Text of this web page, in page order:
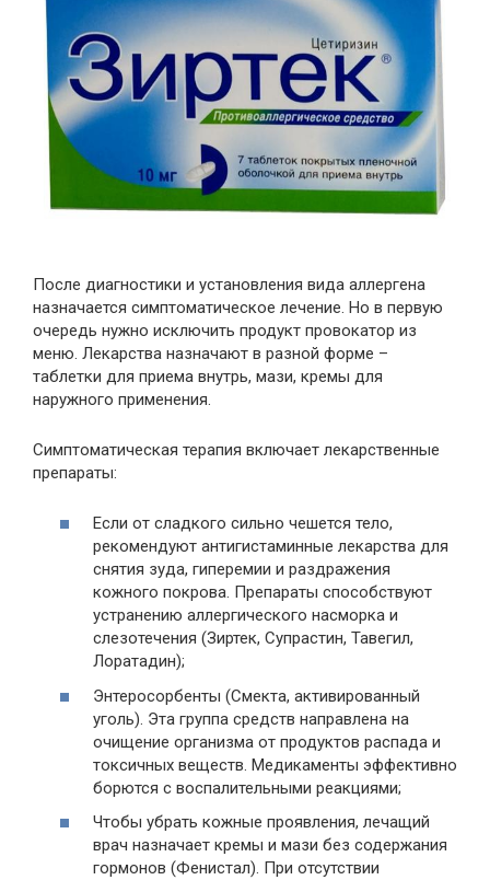
После диагностики и установления вида аллергена
назначается симптоматическое лечение. Но в первую
очередь нужно исключить продукт провокатор из
меню. Лекарства назначают в разной форме –
таблетки для приема внутрь, мази, кремы для
наружного применения.
Симптоматическая терапия включает лекарственные
препараты:
Если от сладкого сильно чешется тело,
рекомендуют антигистаминные лекарства для
снятия зуда, гиперемии и раздражения
кожного покрова. Препараты способствуют
устранению аллергического насморка и
слезотечения (Зиртек, Супрастин, Тавегил,
Лоратадин);
Энтеросорбенты (Смекта, активированный
уголь). Эта группа средств направлена на
очищение организма от продуктов распада и
токсичных веществ. Медикаменты эффективно
борются с воспалительными реакциями;
Чтобы убрать кожные проявления, лечащий
врач назначает кремы и мази без содержания
гормонов (Фенистал). При отсутствии